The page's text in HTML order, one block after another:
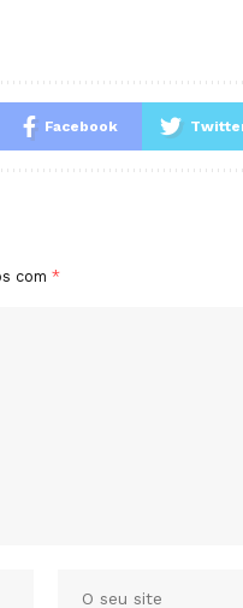
Facebook
com *